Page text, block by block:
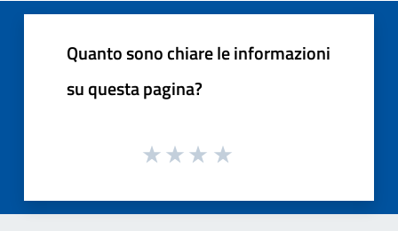
Quanto sono chiare le informazioni
su questa pagina?